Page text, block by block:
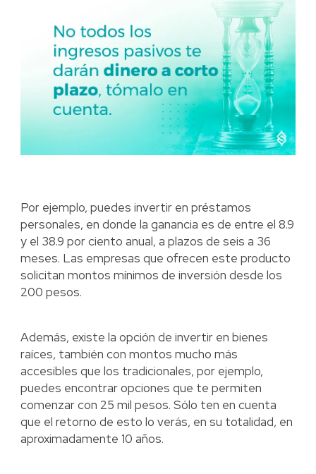
Por ejemplo, puedes invertir en préstamos
personales, en donde la ganancia es de entre el 8.9
y el 38.9 por ciento anual, a plazos de seis a 36
meses. Las empresas que ofrecen este producto
solicitan montos mínimos de inversión desde los
200 pesos.
Además, existe la opción de invertir en bienes
raíces, también con montos mucho más
accesibles que los tradicionales, por ejemplo,
puedes encontrar opciones que te permiten
comenzar con 25 mil pesos. Sólo ten en cuenta
que el retorno de esto lo verás, en su totalidad, en
aproximadamente 10 años.